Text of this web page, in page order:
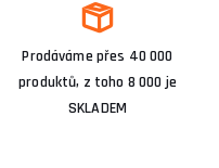
Prodáváme přes 40 000
produktů, z toho 8 000 je
SKLADEM